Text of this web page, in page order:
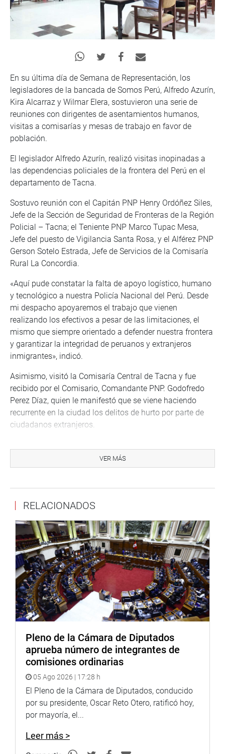
En su última día de Semana de Representación, los
legisladores de la bancada de Somos Perú, Alfredo Azurín,
Kira Alcarraz y Wilmar Elera, sostuvieron una serie de
reuniones con dirigentes de asentamientos humanos,
visitas a comisarías y mesas de trabajo en favor de
población.
El legislador Alfredo Azurín, realizó visitas inopinadas a
las dependencias policiales de la frontera del Perú en el
departamento de Tacna.
Sostuvo reunión con el Capitán PNP Henry Ordóñez Siles,
Jefe de la Sección de Seguridad de Fronteras de la Región
Policial – Tacna; el Teniente PNP Marco Tupac Mesa,
Jefe del puesto de Vigilancia Santa Rosa, y el Alférez PNP
Gerson Sotelo Estrada, Jefe de Servicios de la Comisaría
Rural La Concordia.
«Aquí pude constatar la falta de apoyo logístico, humano
y tecnológico a nuestra Policía Nacional del Perú. Desde
mi despacho apoyaremos el trabajo que vienen
realizando los efectivos a pesar de las limitaciones, el
mismo que siempre orientado a defender nuestra frontera
y garantizar la integridad de peruanos y extranjeros
inmigrantes», indicó.
Asimismo, visitó la Comisaría Central de Tacna y fue
recibido por el Comisario, Comandante PNP. Godofredo
Perez Díaz, quien le manifestó que se viene haciendo
recurrente en la ciudad los delitos de hurto por parte de
ciudadanos extranjeros.
la comisaría bajo custodia de la Policía Nacional, a pesar
que forman parte de investigaciones a cargo del
conjuntamente con la PNP en la lucha contra la
Por su parte, la legisladora Kira Alcarraz visitó el distrito
de Villa María del Triunfo, donde sostuvo una serie de
reuniones con los habitantes de diferentes asentamientos
humanos para impulsar la construcción de lozas
deportivas. «Practicar deporte inculca valores y
contribuye con la salud mental de la población, además
de generar vínculos positivos en la sociedad», dijo.
municipalidad de Villa el Salvador, Policía Nacional del
Perú y la administración del mercado de Unicachi para
recuperar los espacios públicos aledaños al centro de
abastos.
«Luego de varias semanas de coordinaciones con mi
despacho, se logró este operativo. Desde muy temprano,
de evitar que las veredas y pistas aledañas al Mercado de
VER MÁS
RELACIONADOS
Pleno de la Cámara de Diputados
aprueba número de integrantes de
comisiones ordinarias
05 Ago 2026 | 17:28 h
El Pleno de la Cámara de Diputados, conducido
por su presidente, Oscar Reto Otero, ratificó hoy,
por mayoría, el...
Leer más >